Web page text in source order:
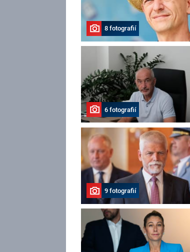
8 fotografií
6 fotografií
9 fotografií